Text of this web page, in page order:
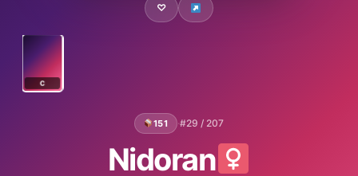
♡
C
151 ·#29 / 207
Nidoran